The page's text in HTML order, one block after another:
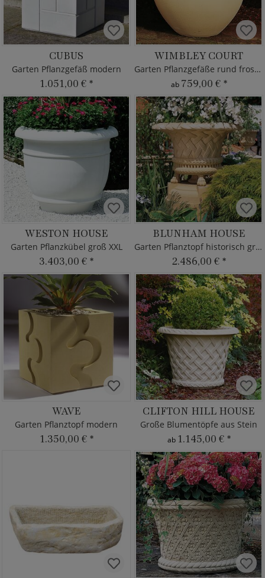
CUBUS
Garten Pflanzgefäß modern
1.051,00 € *
WIMBLEY COURT
Garten Pflanzgefäße rund frostsicher
ab 759,00 € *
WESTON HOUSE
Garten Pflanzkübel groß XXL
3.403,00 € *
BLUNHAM HOUSE
Garten Pflanztopf historisch groß XXL
2.486,00 € *
WAVE
Garten Pflanztopf modern
1.350,00 € *
CLIFTON HILL HOUSE
Große Blumentöpfe aus Stein
ab 1.145,00 € *